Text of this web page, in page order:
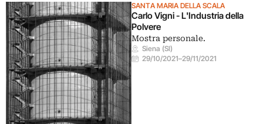
SANTA MARIA DELLA SCALA
Carlo Vigni - L'Industria della
Polvere
Mostra personale.
Siena (SI)
29/10/2021–29/11/2021